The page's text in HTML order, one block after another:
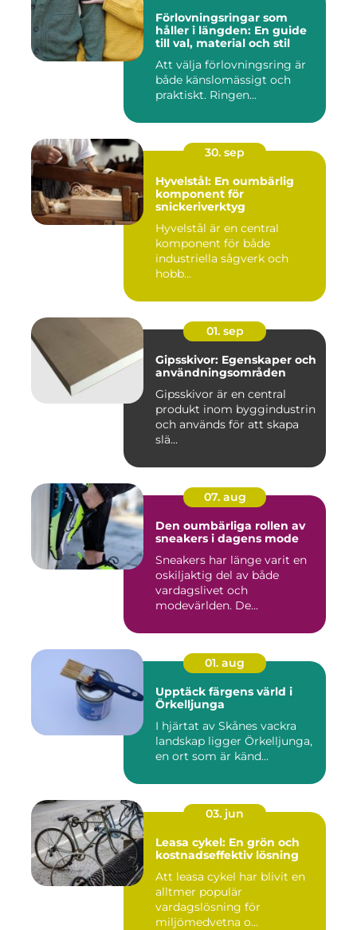
Förlovningsringar som
håller i längden: En guide
till val, material och stil
Att välja förlovningsring är
både känslomässigt och
praktiskt. Ringen...
30. sep
Hyvelstål: En oumbärlig
komponent för
snickeriverktyg
Hyvelstål är en central
komponent för både
industriella sågverk och
hobb...
01. sep
Gipsskivor: Egenskaper och
användningsområden
Gipsskivor är en central
produkt inom byggindustrin
och används för att skapa
slä...
07. aug
Den oumbärliga rollen av
sneakers i dagens mode
Sneakers har länge varit en
oskiljaktig del av både
vardagslivet och
modevärlden. De...
01. aug
Upptäck färgens värld i
Örkelljunga
I hjärtat av Skånes vackra
landskap ligger Örkelljunga,
en ort som är känd...
03. jun
Leasa cykel: En grön och
kostnadseffektiv lösning
Att leasa cykel har blivit en
alltmer populär
vardagslösning för
miljömedvetna o...